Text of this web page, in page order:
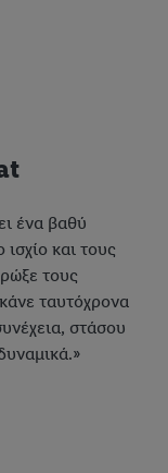
ένα βαθύ
και τους
τους
ταυτόχρονα
στάσου